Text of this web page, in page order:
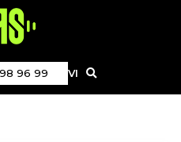
96 99 VI